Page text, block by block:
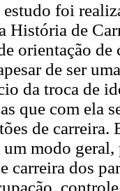
foi
História de
orientação
de ser
da troca de
que com ela
de carreira.
modo
carreira dos